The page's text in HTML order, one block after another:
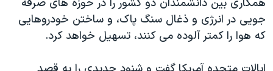
نرگس محمدی برنده جایزه نوبل صلح
همایش محافظه‌کاران آمریکا «سی‌پک»
سفر پرزیدنت ترامپ به چین
جویی در انرژی و ذغال سنگ پاک، و ساختن خودروهایی
که هوا را کمتر آلوده می کنند، تسهیل خواهد کرد.